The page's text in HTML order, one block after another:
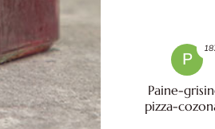
P
Paine-
pizza-